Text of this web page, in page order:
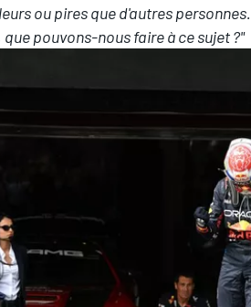
ou pires que d'autres
que pouvons-nous faire à ce sujet ?"